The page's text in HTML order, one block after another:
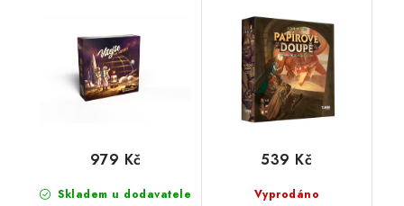
Skladem u dodavatele
979 Kč
Vyprodáno
539 Kč